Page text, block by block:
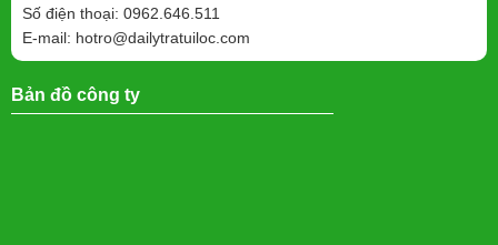
Số điện thoại: 0962.646.511
E-mail: hotro@dailytratuiloc.com
Bản đồ công ty